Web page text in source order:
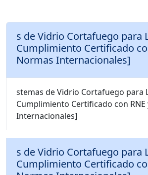
s de Vidrio Cortafuego para
Cumplimiento Certificado
Normas Internacionales]
stemas de Vidrio Cortafuego para
Cumplimiento Certificado con RNE
Internacionales]
s de Vidrio Cortafuego para
Cumplimiento Certificado